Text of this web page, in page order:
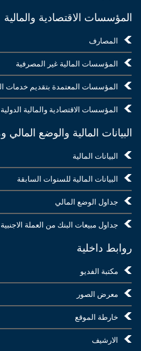
المؤسسات الاقتصادية والمالية
المصارف
المؤسسات المالية غير المصرفية
المؤسسات المعتمدة بتقديم خدمات
المؤسسات الاقتصادية والمالية الدولية
البيانات المالية والوضع المالي
البيانات المالية
البيانات المالية للسنوات السابقة
جداول الوضع المالي
جداول مبيعات البنك من العملة الاجنبية
روابط داخلية
مكتبة الفديو
معرض الصور
خارطة الموقع
الارشيف